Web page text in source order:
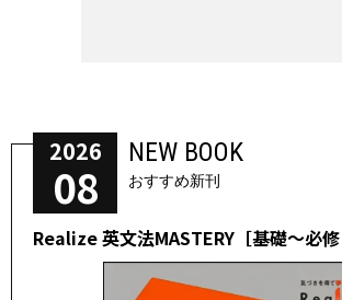
2026
08
NEW BOOK
おすすめ新刊
Realize 英文法MASTERY［基礎～必修